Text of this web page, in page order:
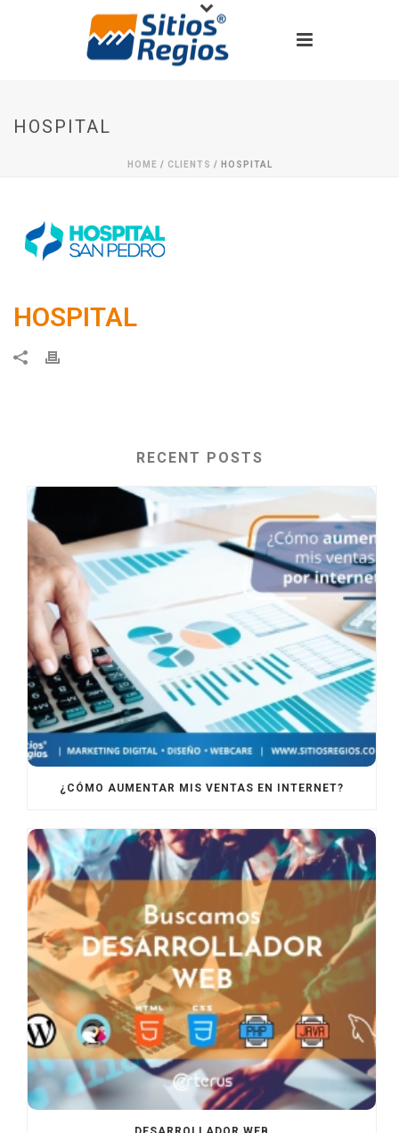
HOSPITAL
HOME / CLIENTS / HOSPITAL
HOSPITAL
RECENT POSTS
¿CÓMO AUMENTAR MIS VENTAS EN INTERNET?